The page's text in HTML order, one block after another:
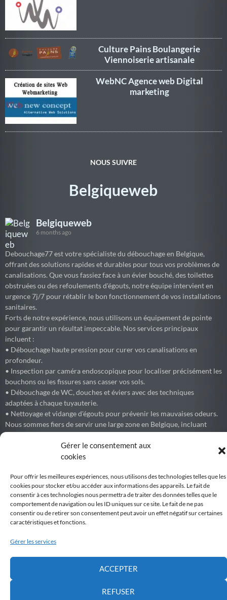
Gérer le consentement aux
cookies
Pour offrir les meilleures expériences, nous utilisons des technologies telles que les
cookies pour stocker et/ou accéder aux informations des appareils. Le fait de
consentir à ces technologies nous permettra de traiter des données telles que le
comportement de navigation ou les ID uniques sur ce site. Le fait de ne pas
consentir ou de retirer son consentement peut avoir un effet négatif sur certaines
caractéristiques et fonctions.
Gérer les services
ACCEPTER
REFUSER
Culture Pains Boulangerie
Viennoiserie artisanale
WebNC Agence web Digital
marketing
NOUS SUIVRE
Belgiqueweb
Belgiqueweb
6 months ago
Debouchage77 est votre spécialiste du débouchage en Belgique,
offrant des solutions rapides et durables pour tous vos problèmes de
canalisations. Que vous fassiez face à un évier bouché, des toilettes
obstruées ou des refoulements d'égouts, notre équipe intervient en
urgence 7j/7 pour rétablir le bon fonctionnement de vos installations
sanitaires.
Forts de notre expérience, nous utilisons un équipement de pointe
pour garantir un résultat impeccable. Nos services principaux
incluent :
• Débouchage haute pression pour curer vos canalisations en
profondeur.
• Inspection par caméra endoscopique pour localiser précisément les
bouchons ou les fissures sans casser vos sols.
• Débouchage de WC, douches et éviers avec des techniques
adaptées à chaque tuyauterie.
• Nettoyage et vidange d'égouts pour prévenir les mauvaises odeurs.
Nous sommes fiers de servir une large zone en Belgique, incluant
Bruxelles, le Brabant Wallon (Waterloo, Wavre, Nivelles, Braine-
l'Alleud) et les environs.
Debouchage77
Débouchage express de canalisations et égouts partout en Belgique.
Belgiqueweb
6 months ago
VSA Belgium organise l'envoi de touristes pour une durée entre